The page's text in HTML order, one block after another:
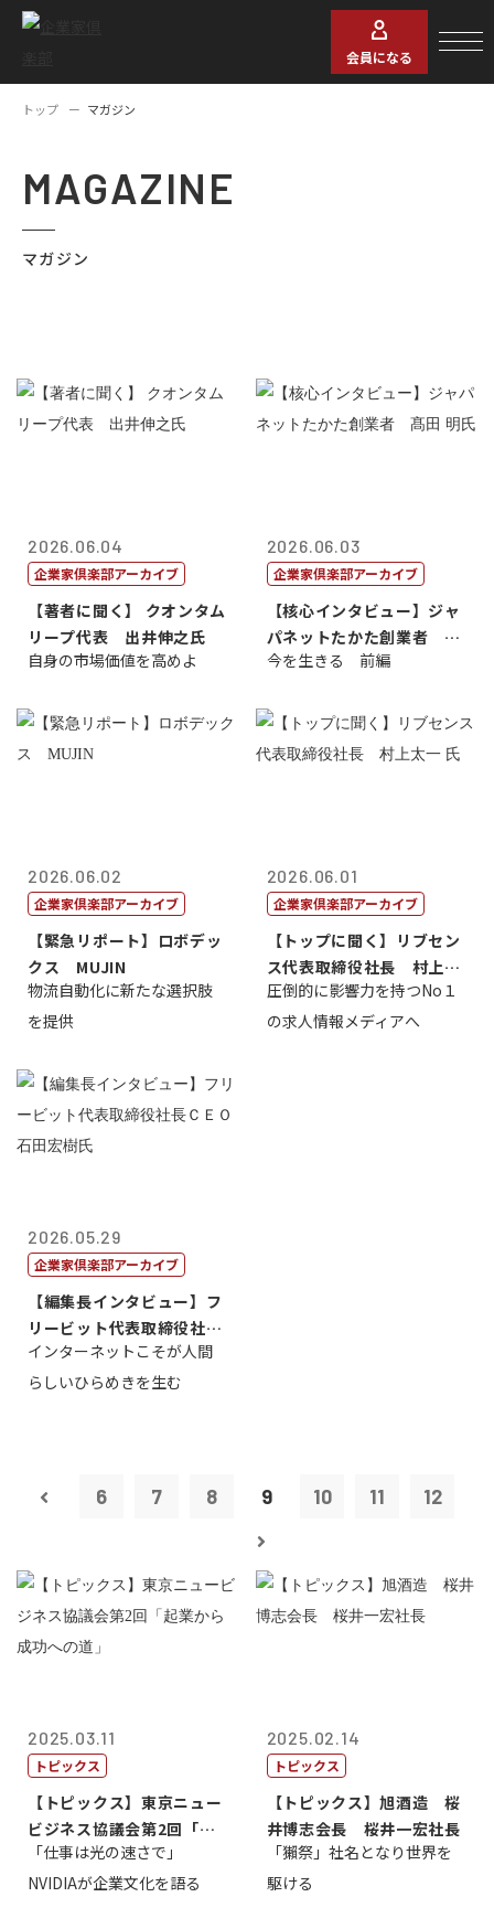
会員になる
トップ マガジン
MAGAZINE
マガジン
2026.06.04
企業家倶楽部アーカイブ
【著者に聞く】 クオンタム
リープ代表 出井伸之氏
自身の市場価値を高めよ
2026.06.03
企業家倶楽部アーカイブ
【核心インタビュー】ジャ
パネットたかた創業者 髙
田 明氏
今を生きる 前編
2026.06.02
企業家倶楽部アーカイブ
【緊急リポート】ロボデッ
クス MUJIN
物流自動化に新たな選択肢
を提供
2026.06.01
企業家倶楽部アーカイブ
【トップに聞く】リブセン
ス代表取締役社長 村上太
一 氏
圧倒的に影響力を持つNo１
の求人情報メディアへ
2026.05.29
企業家倶楽部アーカイブ
【編集長インタビュー】フ
リービット代表取締役社長
ＣＥＯ 石田...
インターネットこそが人間
らしいひらめきを生む
6 7 8 9 10 11 12
2025.03.11
トピックス
【トピックス】東京ニュー
ビジネス協議会第2回「起
業から成功へ...
「仕事は光の速さで」
NVIDIAが企業文化を語る
2025.02.14
トピックス
【トピックス】旭酒造 桜
井博志会長 桜井一宏社長
「獺祭」社名となり世界を
駆ける